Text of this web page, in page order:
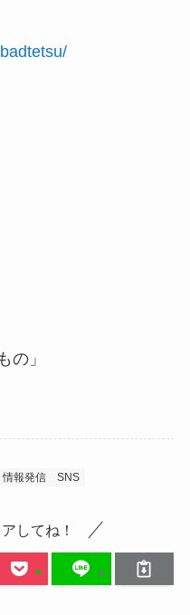
の」
情報発信 SNS
してね！